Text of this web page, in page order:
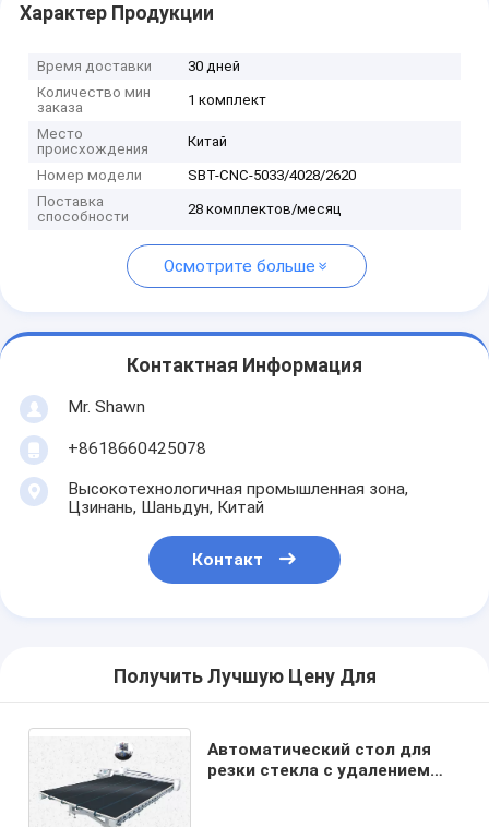
Характер Продукции
Время доставки
30 дней
Количество мин
заказа
1 комплект
Место
происхождения
Китай
Номер модели
SBT-CNC-5033/4028/2620
Поставка
способности
28 комплектов/месяц
Осмотрите больше
Контактная Информация
Mr. Shawn
+8618660425078
Высокотехнологичная промышленная зона,
Цзинань, Шаньдун, Китай
Контакт
Получить Лучшую Цену Для
Автоматический стол для
резки стекла с удалением